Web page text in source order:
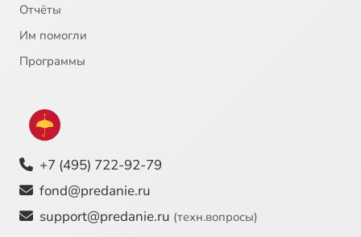
Отчёты
Им помогли
Программы
+7 (495) 722-92-79
fond@predanie.ru
support@predanie.ru (техн.вопросы)